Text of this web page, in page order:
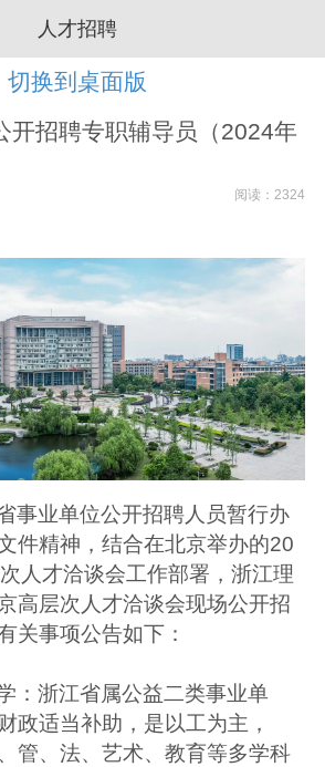
人才招聘
切换到桌面版
开招聘专职辅导员（2024年
阅读：2324
事业单位公开招聘人员暂行办
件精神，结合在北京举办的20
人才洽谈会工作部署，浙江理
高层次人才洽谈会现场公开招
关事项公告如下：
：浙江省属公益二类事业单
政适当补助，是以工为主，
管、法、艺术、教育等多学科